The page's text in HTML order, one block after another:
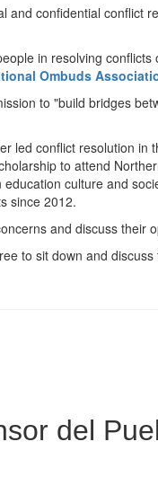
confidential conflict
in resolving
Ombuds
to "build bridges
led conflict resolution in
to attend
culture and
since 2012.
and discuss their
to sit down and
del